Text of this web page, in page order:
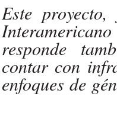
Este
responde
contar con
enfoques de